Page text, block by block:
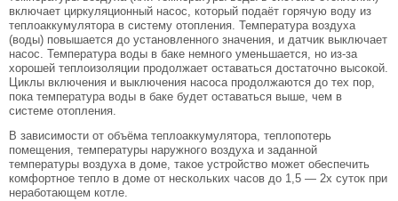
включает циркуляционный насос, который подаёт горячую воду из
теплоаккумулятора в систему отопления. Температура воздуха
(воды) повышается до установленного значения, и датчик выключает
насос. Температура воды в баке немного уменьшается, но из-за
хорошей теплоизоляции продолжает оставаться достаточно высокой.
Циклы включения и выключения насоса продолжаются до тех пор,
пока температура воды в баке будет оставаться выше, чем в
системе отопления.
В зависимости от объёма теплоаккумулятора, теплопотерь
помещения, температуры наружного воздуха и заданной
температуры воздуха в доме, такое устройство может обеспечить
комфортное тепло в доме от нескольких часов до 1,5 — 2х суток при
неработающем котле.